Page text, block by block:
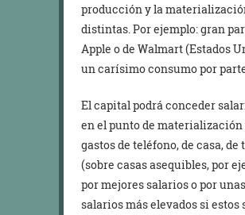
producción y la
distintas. Por ejemplo: gran
Apple o de Walmart (Estados
un carísimo consumo por
El capital podrá conceder
en el punto de
gastos de teléfono, de casa,
(sobre casas asequibles, por
por mejores salarios o por
salarios más elevados si